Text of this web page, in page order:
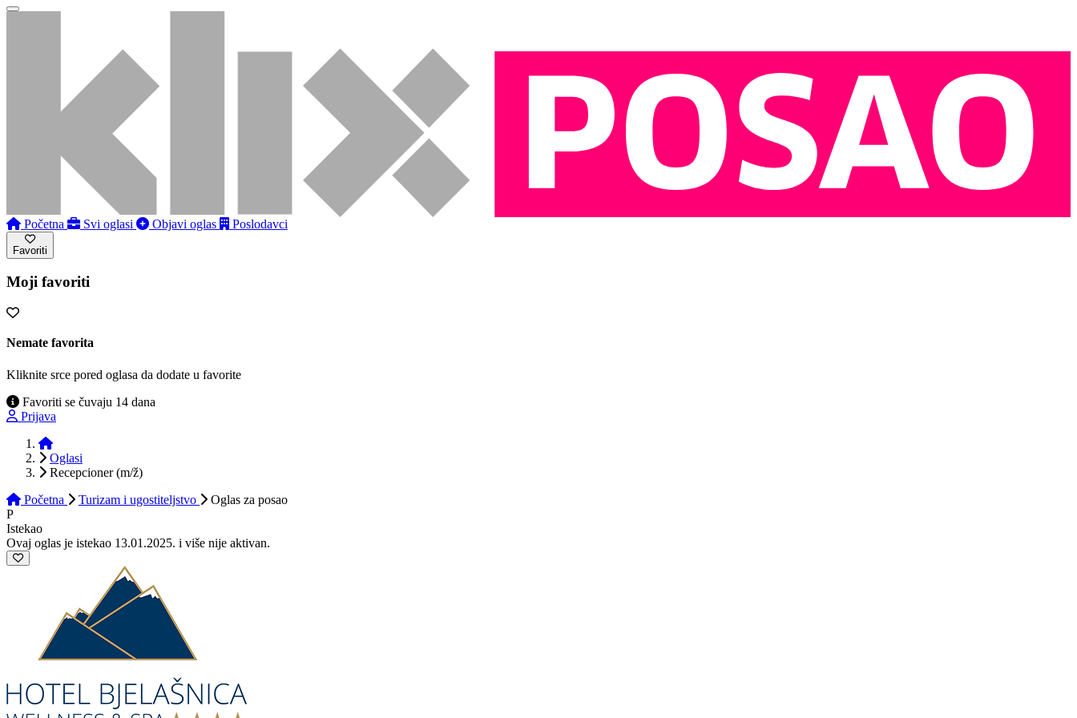
Početna Svi oglasi Objavi oglas Poslodavci
Favoriti
Moji favoriti
Nemate favorita
Kliknite srce pored oglasa da dodate u favorite
Favoriti se čuvaju 14 dana
Prijava
Početna
Oglasi
Recepcioner (m/ž)
Početna
Turizam i ugostiteljstvo Oglas za posao
P
Istekao
Ovaj oglas je istekao 13.01.2025. i više nije aktivan.